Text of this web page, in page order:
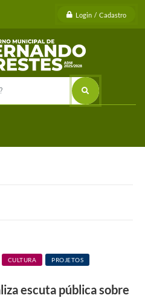
Login / Cadastro
CULTURA PROJETOS
escuta pública sobre